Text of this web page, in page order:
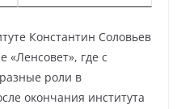
Константин Соловьев
«Ленсовет», где с
роли в
окончания института